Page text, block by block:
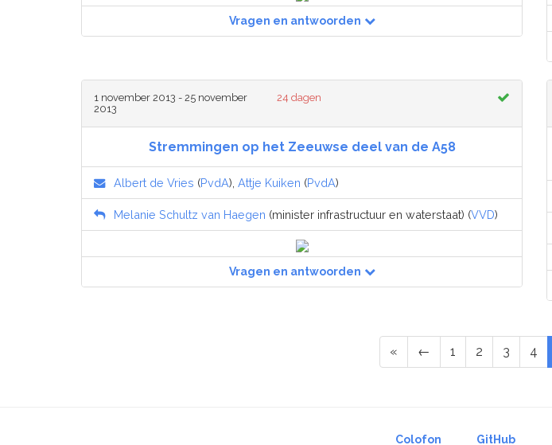
Vragen en antwoorden
1 november 2013 - 25 november
2013
24 dagen
Stremmingen op het Zeeuwse deel van de A58
Albert de Vries (PvdA), Attje Kuiken (PvdA)
Melanie Schultz van Haegen (minister infrastructuur en waterstaat) (VVD)
Vragen en antwoorden
« ← 1 2 3 4
Colofon GitHub